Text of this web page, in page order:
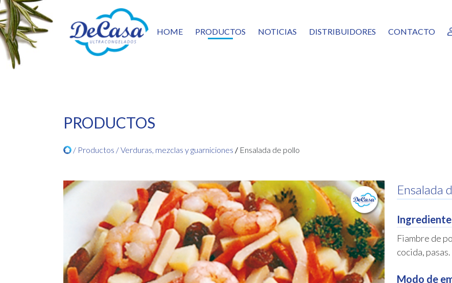
HOME PRODUCTOS
PATATAS PREFRITAS
FRUTAS, POSTRES Y MASAS CONGELADAS
NOTICIAS DISTRIBUIDORES CONTACTO
PRODUCTOS
/ Productos /Verduras, mezclas y guarniciones / Ensalada de pollo
Ensalada
Fiambre de
cocida, pasas.
Modo de